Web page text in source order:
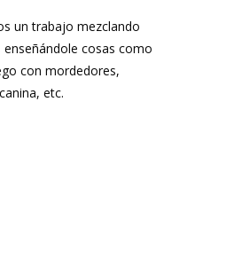
un trabajo mezclando
cosas como
con mordedores,
etc.